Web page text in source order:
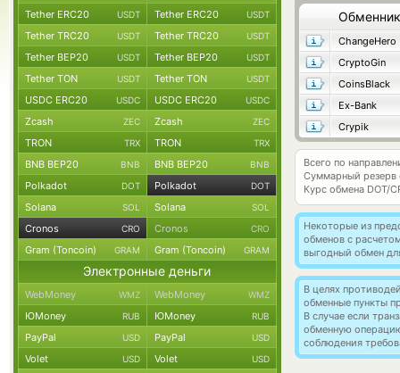
Обменник
ChangeHero
CryptoGin
CoinsBlack
Ex-Bank
Crypik
Всего по
Суммарный резерв
Курс обмена DOT/
Некоторые из
обменов с
выгодный обмен
В целях
обменные пункты
В случае если
обменную
соблюдения
Tether ERC20 USDT Tether ERC20 USDT
Tether TRC20 USDT Tether TRC20 USDT
Tether BEP20 USDT Tether BEP20 USDT
Tether TON USDT Tether TON USDT
USDC ERC20 USDC USDC ERC20 USDC
Zcash ZEC Zcash ZEC
TRON TRX TRON TRX
BNB BEP20 BNB BNB BEP20 BNB
Polkadot DOT Polkadot DOT
Solana SOL Solana SOL
Cronos CRO Cronos CRO
Gram (Toncoin) GRAM Gram (Toncoin) GRAM
Электронные деньги
WebMoney WMZ WebMoney WMZ
ЮMoney RUB ЮMoney RUB
PayPal USD PayPal USD
Volet USD Volet USD